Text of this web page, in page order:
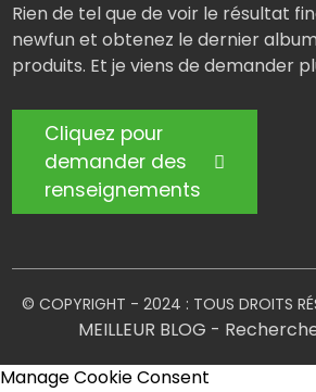
Rien de tel que de voir le résultat
newfun et obtenez le dernier
produits. Et je viens de demander
Cliquez pour
demander des
renseignements
© COPYRIGHT - 2024 : TOUS DROITS
MEILLEUR BLOG -
Manage Cookie Consent